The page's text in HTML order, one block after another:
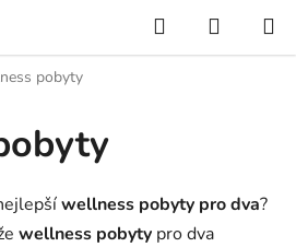
Hledat
KOŠÍK
pobyty
wellness pobyty pro dva?
wellness pobyty pro dva